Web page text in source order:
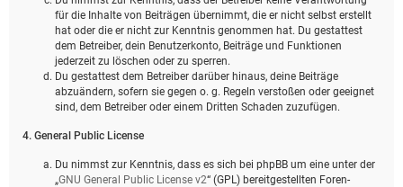
für die Inhalte von Beiträgen übernimmt, die er nicht selbst erstellt
hat oder die er nicht zur Kenntnis genommen hat. Du gestattest
dem Betreiber, dein Benutzerkonto, Beiträge und Funktionen
jederzeit zu löschen oder zu sperren.
Du gestattest dem Betreiber darüber hinaus, deine Beiträge
abzuändern, sofern sie gegen o. g. Regeln verstoßen oder geeignet
sind, dem Betreiber oder einem Dritten Schaden zuzufügen.
4. General Public License
Du nimmst zur Kenntnis, dass es sich bei phpBB um eine unter der
„GNU General Public License v2“ (GPL) bereitgestellten Foren-